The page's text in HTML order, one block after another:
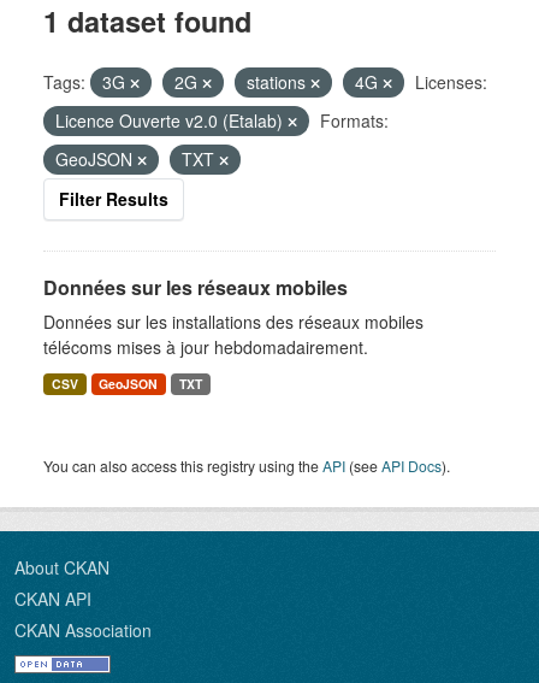
1 dataset found
Tags: 3G 2G stations 4G
Licenses:
Licence Ouverte v2.0 (Etalab)
Formats:
GeoJSON
TXT
Filter Results
Données sur les réseaux mobiles
Données sur les installations des réseaux mobiles
télécoms mises à jour hebdomadairement.
CSV GeoJSON TXT
You can also access this registry using theAPI (seeAPI Docs).
About CKAN
CKAN API
CKAN Association